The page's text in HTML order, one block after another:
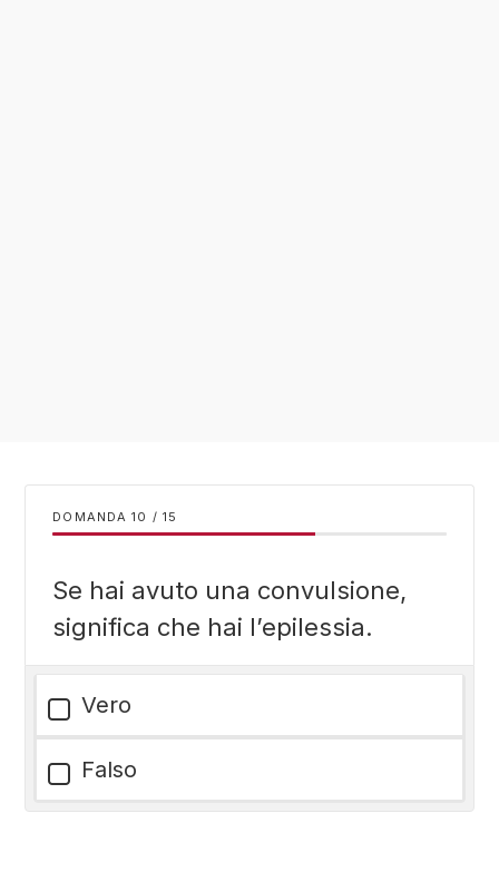
DOMANDA / 15
Se hai avuto una convulsione,
significa che hai l’epilessia.
Vero
Falso